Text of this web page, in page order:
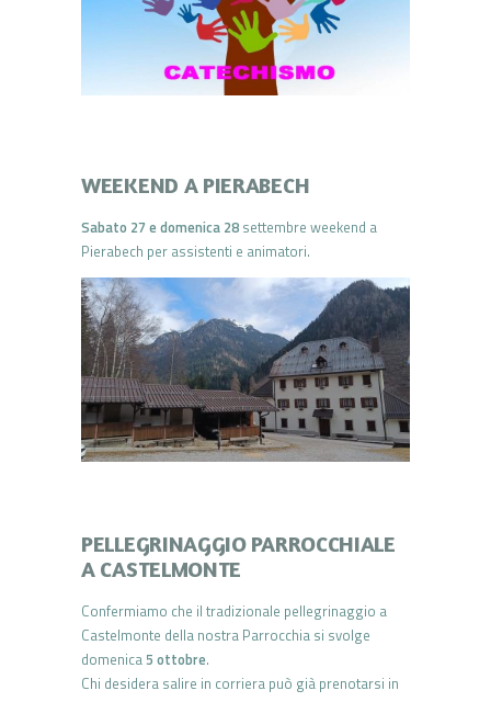
WEEKEND A PIERABECH
Sabato 27 e domenica 28 settembre weekend a
Pierabech per assistenti e animatori.
PELLEGRINAGGIO PARROCCHIALE
A CASTELMONTE
Confermiamo che il tradizionale pellegrinaggio a
Castelmonte della nostra Parrocchia si svolge
domenica5 ottobre.
Chi desidera salire in corriera può già prenotarsi in